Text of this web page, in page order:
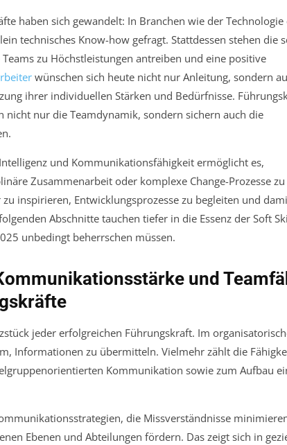
haben sich gewandelt: In Branchen wie der
technisches Know-how gefragt. Stattdessen stehen die
zu Höchstleistungen antreiben und eine positive
wünschen sich heute nicht nur Anleitung, sondern
ihrer individuellen Stärken und Bedürfnisse.
nicht nur die Teamdynamik, sondern sichern auch die
und Kommunikationsfähigkeit ermöglicht es,
Zusammenarbeit oder komplexe Change-Prozesse
inspirieren, Entwicklungsprozesse zu begleiten und
Abschnitte tauchen tiefer in die Essenz der Soft
unbedingt beherrschen müssen.
und
jeder erfolgreichen Führungskraft. Im
Informationen zu übermitteln. Vielmehr zählt die
Kommunikation sowie zum Aufbau
die Missverständnisse
Ebenen und Abteilungen fördern. Das zeigt sich in